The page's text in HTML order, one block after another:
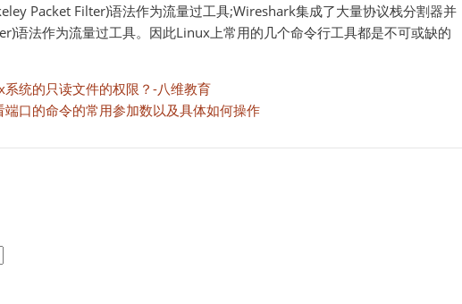
Packet Filter)语法作为流量过工具;Wireshark集成了大量协议栈分割器并
语法作为流量过工具。因此Linux上常用的几个命令行工具都是不可或缺的
统的只读文件的权限？-八维教育
口的命令的常用参加数以及具体如何操作